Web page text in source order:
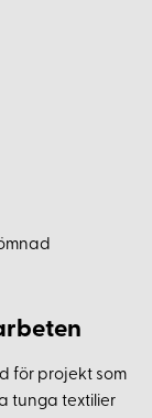
för projekt som
tunga textilier